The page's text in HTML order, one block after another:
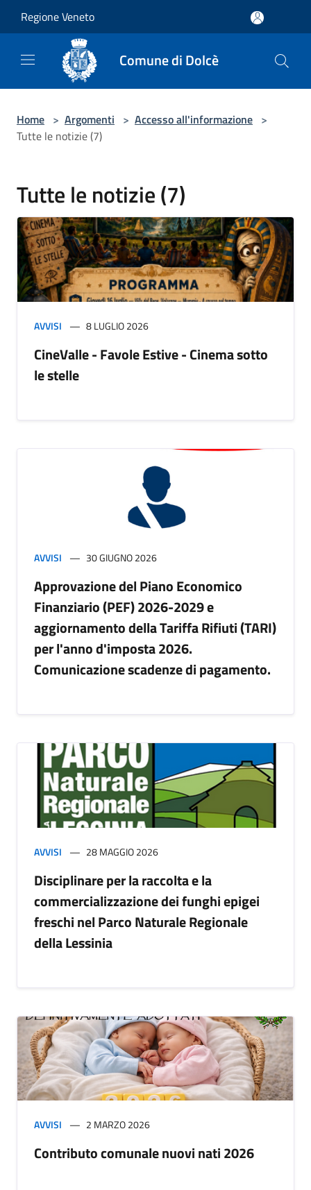
Regione Veneto
Comune di Dolcè
Home > Argomenti > Accesso all'informazione >
Tutte le notizie (7)
Tutte le notizie (7)
AVVISI 8 LUGLIO 2026
CineValle - Favole Estive - Cinema sotto
le stelle
AVVISI 30 GIUGNO 2026
Approvazione del Piano Economico
Finanziario (PEF) 2026-2029 e
aggiornamento della Tariffa Rifiuti (TARI)
per l'anno d'imposta 2026.
Comunicazione scadenze di pagamento.
AVVISI 28 MAGGIO 2026
Disciplinare per la raccolta e la
commercializzazione dei funghi epigei
freschi nel Parco Naturale Regionale
della Lessinia
AVVISI 2 MARZO 2026
Contributo comunale nuovi nati 2026